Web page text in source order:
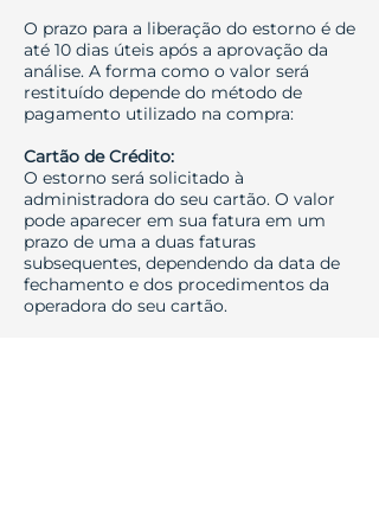
O prazo para a liberação do estorno é de
até 10 dias úteis após a aprovação da
análise. A forma como o valor será
restituído depende do método de
pagamento utilizado na compra:
Cartão de Crédito:
O estorno será solicitado à
administradora do seu cartão. O valor
pode aparecer em sua fatura em um
prazo de uma a duas faturas
subsequentes, dependendo da data de
fechamento e dos procedimentos da
operadora do seu cartão.